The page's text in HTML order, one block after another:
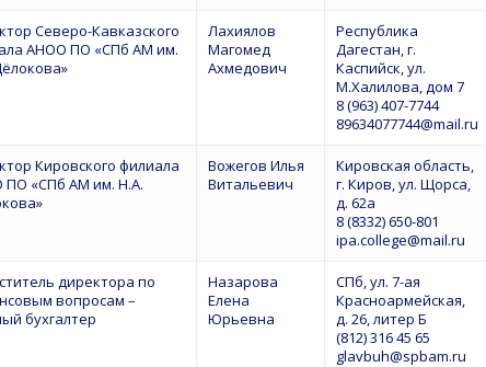
Северо-Кавказского
АНОО ПО «СПб АМ им.
Лахиялов
Магомед
Ахмедович
Республика
Дагестан, г.
Каспийск, ул.
М.Халилова, дом 7
8 (963) 407-7744
89634077744@mail.ru
Кировского филиала
«СПб АМ им. Н.А.
Вожегов Илья
Витальевич
Кировская область,
г. Киров, ул. Щорса,
д. 62а
8 (8332) 650-801
ipa.college@mail.ru
директора по
вопросам –
бухгалтер
Назарова
Елена
Юрьевна
СПб, ул. 7-ая
Красноармейская,
д. 26, литер Б
(812) 316 45 65
glavbuh@spbam.ru